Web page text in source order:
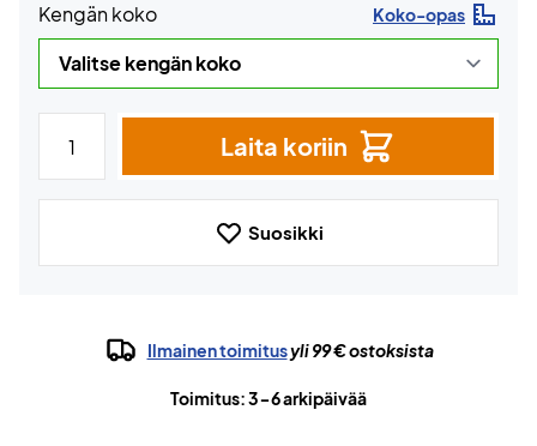
Kengän koko Koko-opas
Laita koriin
Suosikki
Ilmainen toimitusyli 99 € ostoksista
Toimitus: 3-6 arkipäivää